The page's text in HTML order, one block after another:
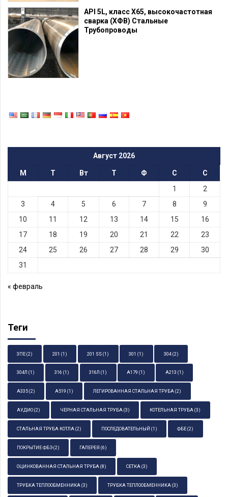
API 5L, класс X65, высокочастотная
сварка (ХФВ) Стальные
Трубопроводы
Август 2026
М Т Вт Т Ф С
С
1
2
3
4 5 6 7 8
9
10
11 12 13 14 15
16
17
18 19 20 21 22
23
24
25 26 27 28 29
30
31
« февраль
Теги
3ПЕ (2) 201 (1) 201 SS (1) 301 (1) 304(2)
304Л (1) 316 (1) 316Л (1) А179 (1) А213 (1)
А335 (2) А519 (1) ЛЕГИРОВАННАЯ СТАЛЬНАЯ ТРУБА (2)
АУДИО (2) ЧЕРНАЯ СТАЛЬНАЯ ТРУБА (3) КОТЕЛЬНАЯ ТРУБА (3)
СТАЛЬНАЯ ТРУБА КОТЛА (2) ПОСЛЕДОВАТЕЛЬНЫЙ (1) ФБЕ(2)
ПОКРЫТИЕ ФБЭ (2) ГАЛЕРЕЯ (6)
ОЦИНКОВАННАЯ СТАЛЬНАЯ ТРУБА (8) СЕТКА (3)
ТРУБКА ТЕПЛООБМЕННИКА (3) ТРУБКА ТЕПЛООБМЕННИКА (3)